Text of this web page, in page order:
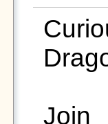
Join